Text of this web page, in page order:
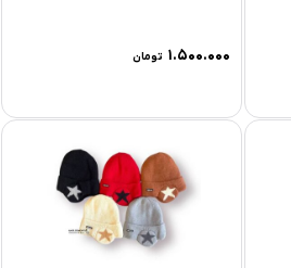
۱.۵۰۰.۰۰۰ تومان